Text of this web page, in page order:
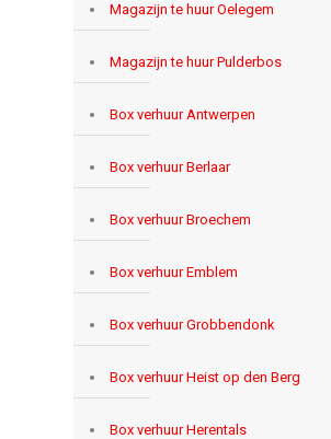
Magazijn te huur Oelegem
Magazijn te huur Pulderbos
Box verhuur Antwerpen
Box verhuur Berlaar
Box verhuur Broechem
Box verhuur Emblem
Box verhuur Grobbendonk
Box verhuur Heist op den Berg
Box verhuur Herentals